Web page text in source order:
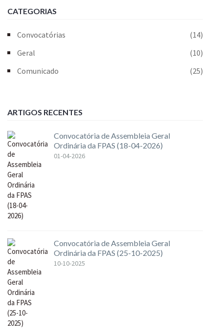
CATEGORIAS
Convocatórias
(14)
Geral
(10)
Comunicado
(25)
ARTIGOS RECENTES
Convocatória de Assembleia Geral
Ordinária da FPAS (18-04-2026)
01-04-2026
Convocatória de Assembleia Geral
Ordinária da FPAS (25-10-2025)
10-10-2025